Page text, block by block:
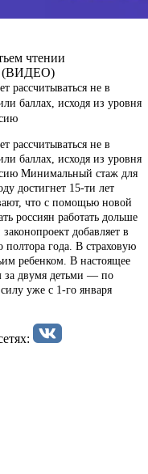
чтении
(ВИДЕО)
рассчитываться не в
баллах, исходя из уровня
рассчитываться не в
баллах, исходя из уровня
Минимальный стаж для
достигнет 15-ти лет
что с помощью новой
россиян работать дольше
добавляет в
полтора года. В страховую
ребенком. В настоящее
за двумя детьми — по
уже с 1-го января